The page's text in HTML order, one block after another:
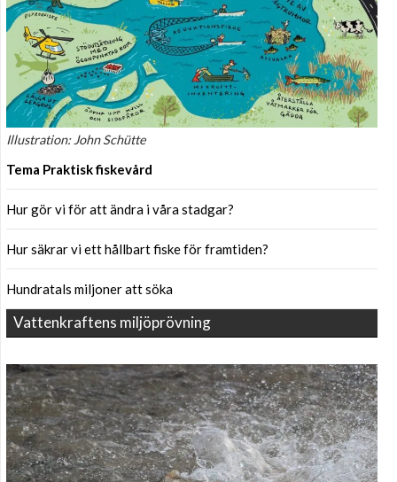
Illustration: John Schütte
Tema Praktisk fiskevård
Hur gör vi för att ändra i våra stadgar?
Hur säkrar vi ett hållbart fiske för framtiden?
Hundratals miljoner att söka
Vattenkraftens miljöprövning